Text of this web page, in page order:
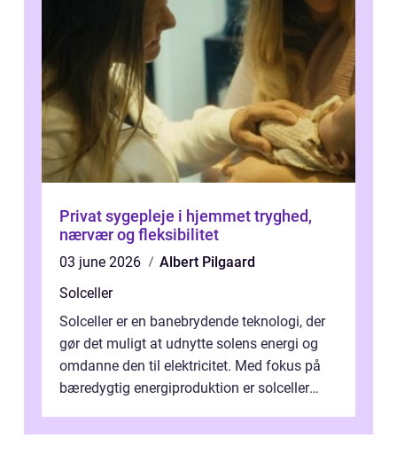
Privat sygepleje i hjemmet tryghed,
nærvær og fleksibilitet
03 june 2026
Albert Pilgaard
Solceller
Solceller er en banebrydende teknologi, der
gør det muligt at udnytte solens energi og
omdanne den til elektricitet. Med fokus på
bæredygtig energiproduktion er solceller